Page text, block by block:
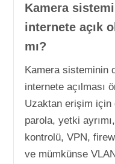
Kamera sistemi
internete açık
mı?
Kamera sisteminin
internete açılması
Uzaktan erişim için
parola, yetki
kontrolü, VPN,
ve mümkünse